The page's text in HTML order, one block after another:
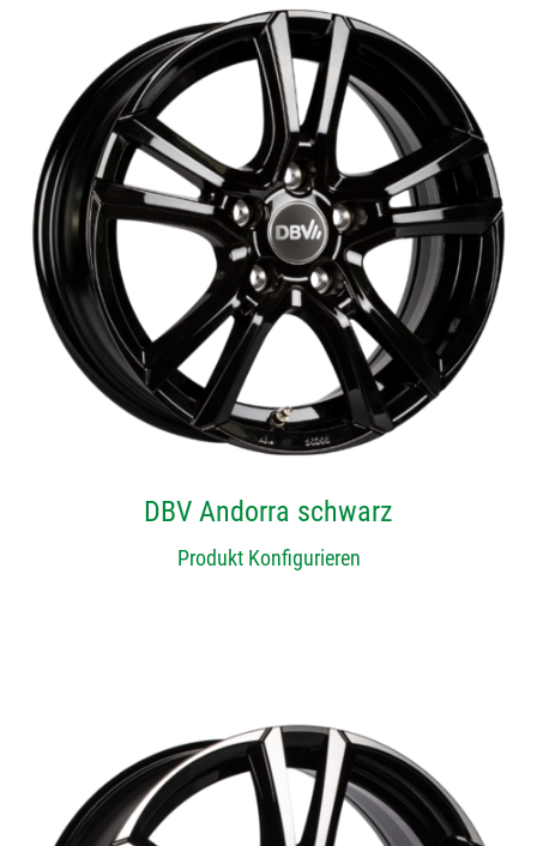
DBV Andorra schwarz
Produkt Konfigurieren